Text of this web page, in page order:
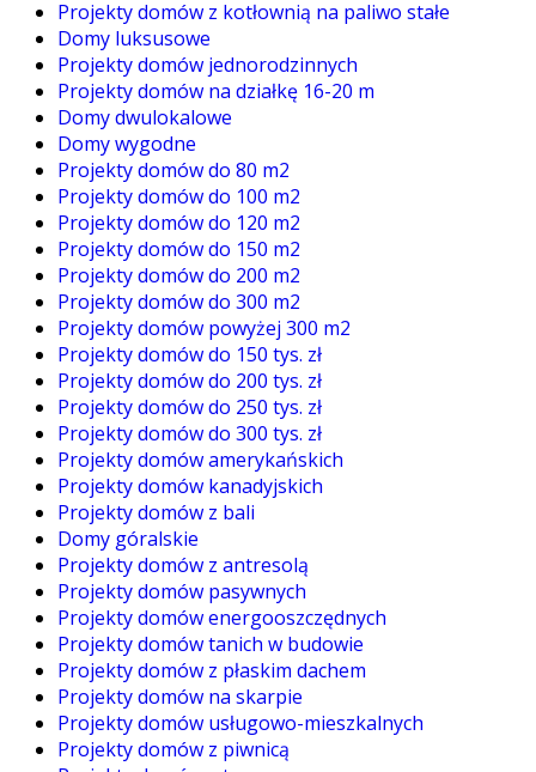
Projekty domów z kotłownią na paliwo stałe
Domy luksusowe
Projekty domów jednorodzinnych
Projekty domów na działkę 16-20 m
Domy dwulokalowe
Domy wygodne
Projekty domów do 80 m2
Projekty domów do 100 m2
Projekty domów do 120 m2
Projekty domów do 150 m2
Projekty domów do 200 m2
Projekty domów do 300 m2
Projekty domów powyżej 300 m2
Projekty domów do 150 tys. zł
Projekty domów do 200 tys. zł
Projekty domów do 250 tys. zł
Projekty domów do 300 tys. zł
Projekty domów amerykańskich
Projekty domów kanadyjskich
Projekty domów z bali
Domy góralskie
Projekty domów z antresolą
Projekty domów pasywnych
Projekty domów energooszczędnych
Projekty domów tanich w budowie
Projekty domów z płaskim dachem
Projekty domów na skarpie
Projekty domów usługowo-mieszkalnych
Projekty domów z piwnicą